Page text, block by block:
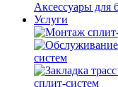
Аксессуары для
Услуги
систем
сплит-систем